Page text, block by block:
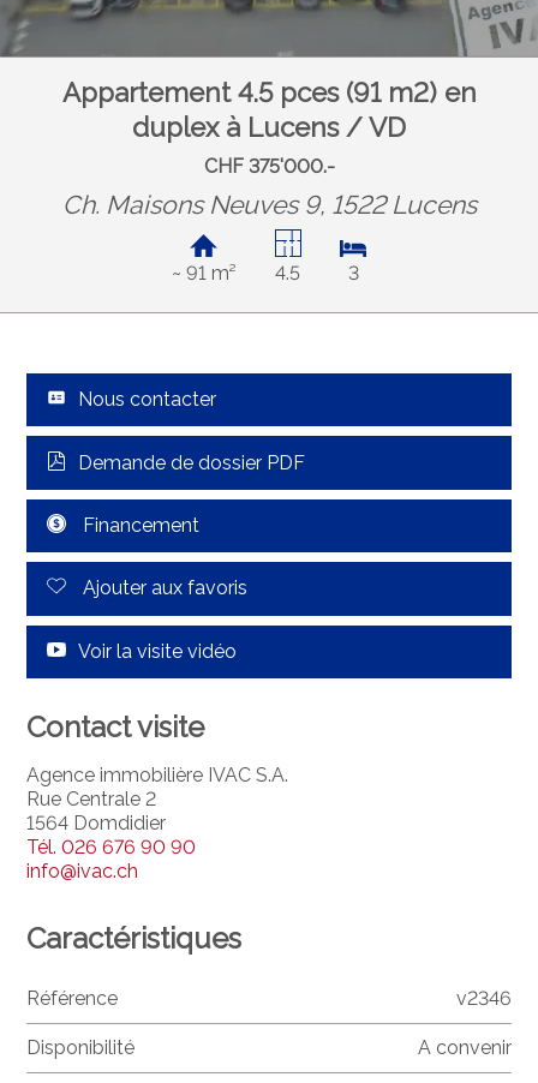
Appartement 4.5 pces (91 m2) en
duplex à Lucens / VD
CHF 375'000.-
Ch. Maisons Neuves 9, 1522 Lucens
~ 91 m² 4.5 3
Nous contacter
Demande de dossier PDF
Financement
Ajouter aux favoris
Voir la visite vidéo
Contact visite
Agence immobilière IVAC S.A.
Rue Centrale 2
1564 Domdidier
Tél.026 676 90 90
info@ivac.ch
Caractéristiques
Référence v2346
Disponibilité A convenir